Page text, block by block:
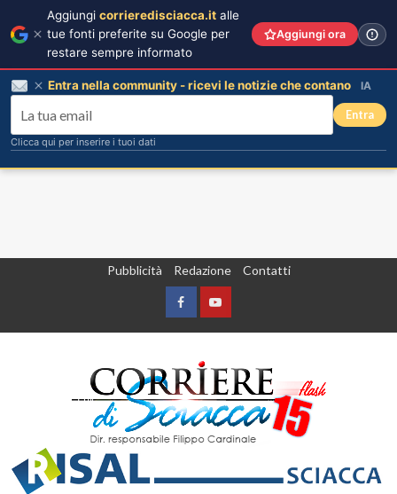
Pubblicità Redazione Contatti
FacebookYountube
Aggiungi corrieredisciacca.it alle
tue fonti preferite su Google per
restare sempre informato
Aggiungi ora
Entra nella community - ricevi le notizie che contano IA
Entra
Clicca qui per inserire i tuoi dati